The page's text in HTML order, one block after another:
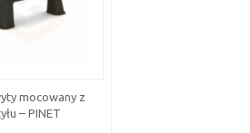
mocowany z
– PINET